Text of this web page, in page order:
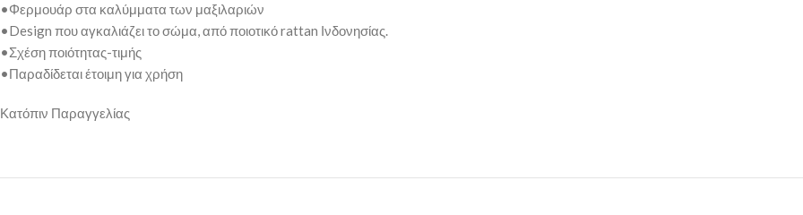
•Φερμουάρ στα καλύμματα των μαξιλαριών
•Design που αγκαλιάζει το σώμα, από ποιοτικό rattan Ινδονησίας.
•Σχέση ποιότητας-τιμής
•Παραδίδεται έτοιμη για χρήση
Κατόπιν Παραγγελίας